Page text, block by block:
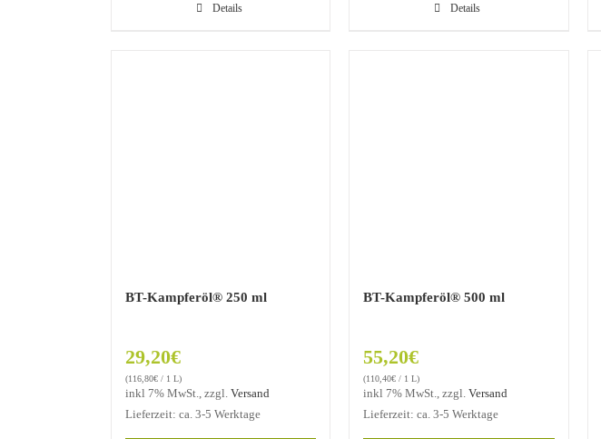
Details Details
BT-Kampferöl® 250 ml
29,20€
(116,80€ / 1 L)
inkl 7% MwSt., zzgl. Versand
Lieferzeit: ca. 3-5 Werktage
BT-Kampferöl® 500 ml
55,20€
(110,40€ / 1 L)
inkl 7% MwSt., zzgl.Versand
Lieferzeit: ca. 3-5 Werktage